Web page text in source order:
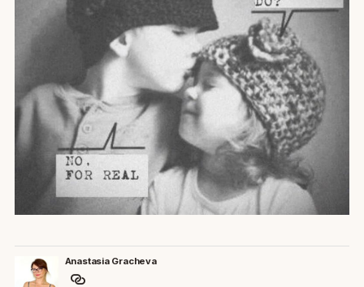
Anastasia Gracheva